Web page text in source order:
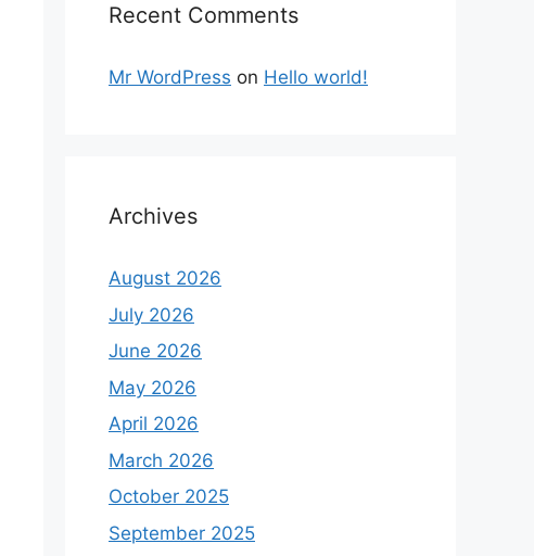
Recent Comments
Mr WordPress on Hello world!
Archives
August 2026
July 2026
June 2026
May 2026
April 2026
March 2026
October 2025
September 2025